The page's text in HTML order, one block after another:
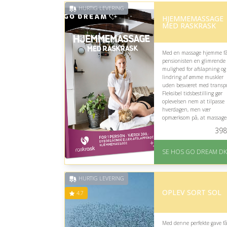
HURTIG LEVERING
HJEMMEMASSAGE
MED RASKRASK
Med en massage hjemme
pensionisten en glimrende
mulighed for afslapning og
lindring af ømme muskler
uden besværet med
Fleksibel tidsbestilling gør
oplevelsen nem at tilpasse
hverdagen, men vær
opmærksom på, at
På lager
Levering: E-gavekort kan
398
SE HOS GO DREAM DK
HURTIG LEVERING
4.7 OPLEV SORT SOL
Med denne perfekte gave